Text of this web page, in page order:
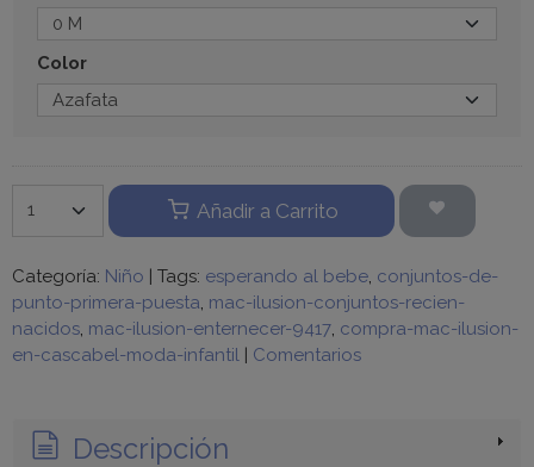
Color
Añadir a Carrito
Categoría: Niño | Tags: esperando al bebe conjuntos-de-
punto-primera-puesta mac-ilusion-conjuntos-recien-
nacidos mac-ilusion-enternecer-9417 compra-mac-ilusion-
en-cascabel-moda-infantil | Comentarios
Descripción